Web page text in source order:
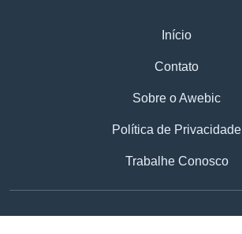
Início
Contato
Sobre o Awebic
Política de Privacidade
Trabalhe Conosco